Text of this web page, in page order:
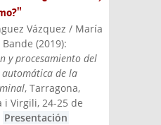
Vázquez / María
Bande (2019):
y procesamiento del
automática de la
, Tarragona,
i Virgili, 24-25 de
Presentación